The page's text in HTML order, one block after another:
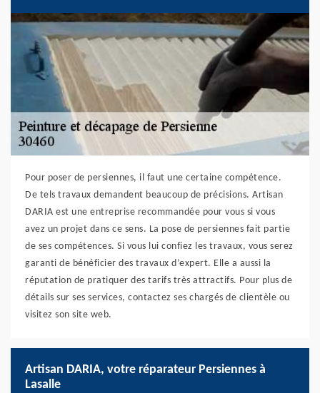
Pour poser de persiennes, il faut une certaine compétence.
De tels travaux demandent beaucoup de précisions. Artisan
DARIA est une entreprise recommandée pour vous si vous
avez un projet dans ce sens. La pose de persiennes fait partie
de ses compétences. Si vous lui confiez les travaux, vous serez
garanti de bénéficier des travaux d’expert. Elle a aussi la
réputation de pratiquer des tarifs très attractifs. Pour plus de
détails sur ses services, contactez ses chargés de clientèle ou
visitez son site web.
Artisan DARIA, votre réparateur Persiennes à
Lasalle